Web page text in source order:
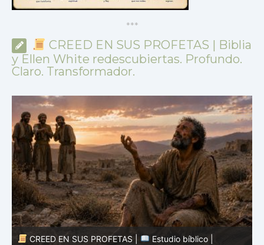
***
CREED EN SUS PROFETAS | Biblia
y Ellen White redescubiertas. Profundo.
Claro. Transformador.
CREED EN SUS PROFETAS |
Estudio bíblico |